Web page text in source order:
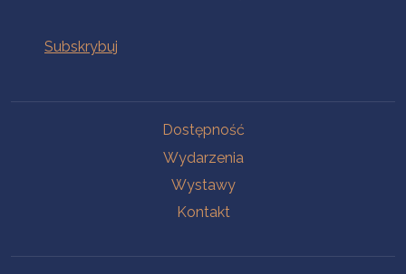
Dostępność
Wydarzenia
Wystawy
Kontakt